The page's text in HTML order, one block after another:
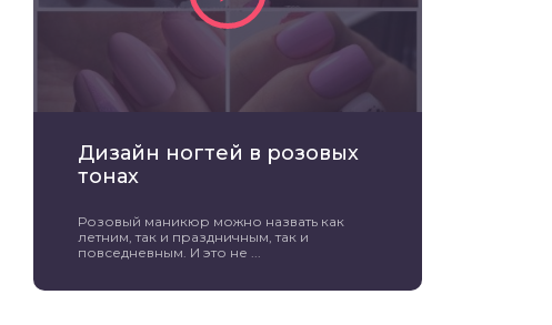
Дизайн ногтей в розовых
тонах
Розовый маникюр можно назвать как
летним, так и праздничным, так и
повседневным. И это не ...